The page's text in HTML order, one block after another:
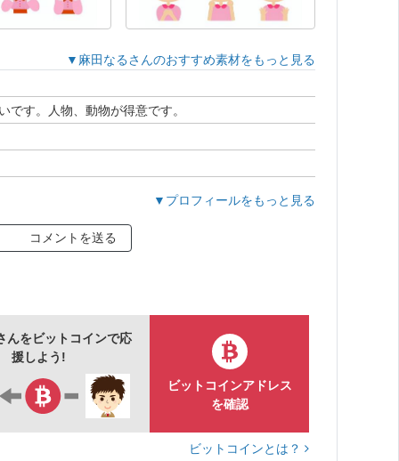
▼麻田なるさんのおすすめ素材をもっと見る
す。人物、動物が得意です。
▼プロフィールをもっと見る
コメントを送る
んをビットコインで応
援しよう!
ビットコインアドレス
を確認
ビットコインとは？